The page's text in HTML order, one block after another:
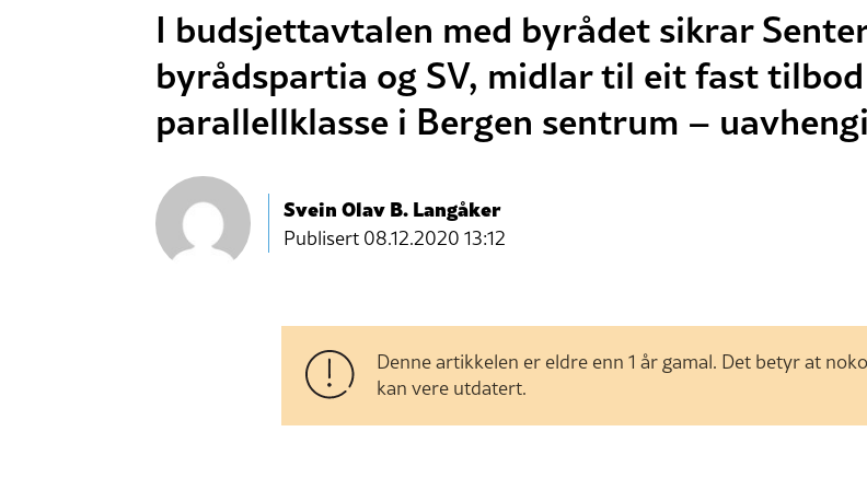
I budsjettavtalen med byrådet sikrar
byrådspartia og SV, midlar til eit fast
parallellklasse i Bergen sentrum –
Svein Olav B. Langåker
Publisert 08.12.2020 13:12
Denne artikkelen er eldre enn 1 år gamal. Det betyr at
kan vere utdatert.